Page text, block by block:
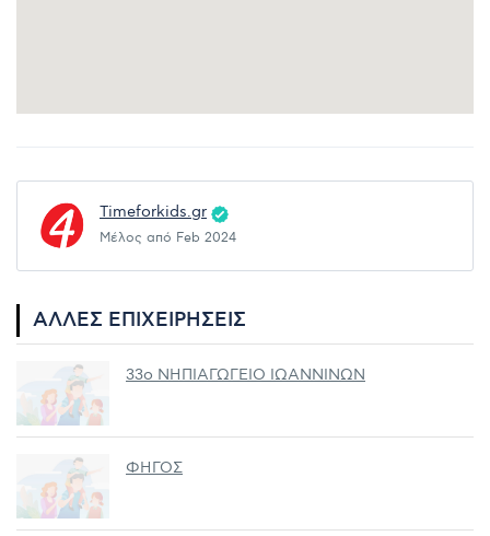
Timeforkids.gr
Μέλος από Feb 2024
ΆΛΛΕΣ ΕΠΙΧΕΙΡΉΣΕΙΣ
33ο ΝΗΠΙΑΓΩΓΕΙΟ ΙΩΑΝΝΙΝΩΝ
ΦΗΓΟΣ